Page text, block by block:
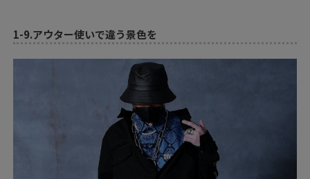
1-9.アウター使いで違う景色を